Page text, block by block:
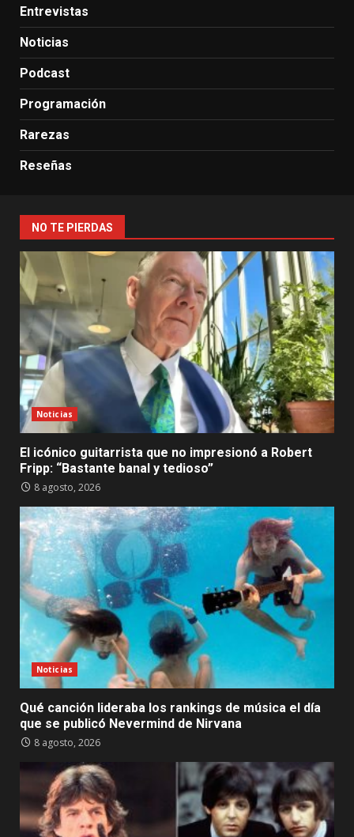
Entrevistas
Noticias
Podcast
Programación
Rarezas
Reseñas
NO TE PIERDAS
Noticias
El icónico guitarrista que no impresionó a Robert
Fripp: “Bastante banal y tedioso”
8 agosto, 2026
Noticias
Qué canción lideraba los rankings de música el día
que se publicó Nevermind de Nirvana
8 agosto, 2026